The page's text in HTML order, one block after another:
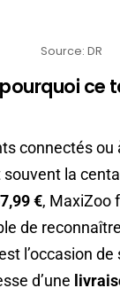
Source: DR
ce
connectés
la
€, MaxiZoo
de
l’occasion
d’une